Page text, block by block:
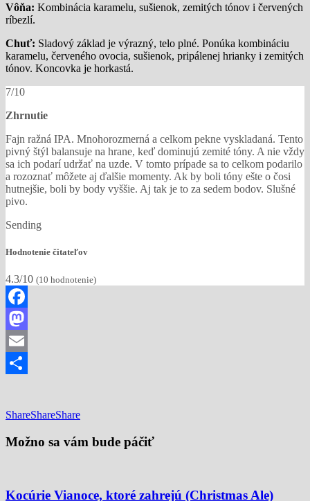
Vôňa: Kombinácia karamelu, sušienok, zemitých tónov i červených
ríbezlí.
Chuť: Sladový základ je výrazný, telo plné. Ponúka kombináciu
karamelu, červeného ovocia, sušienok, pripálenej hrianky i zemitých
tónov. Koncovka je horkastá.
7/10
Zhrnutie
Fajn ražná IPA. Mnohorozmerná a celkom pekne vyskladaná. Tento
pivný štýl balansuje na hrane, keď dominujú zemité tóny. A nie vždy
sa ich podarí udržať na uzde. V tomto prípade sa to celkom podarilo
a rozoznať môžete aj ďalšie momenty. Ak by boli tóny ešte o čosi
hutnejšie, boli by body vyššie. Aj tak je to za sedem bodov. Slušné
pivo.
Sending
Hodnotenie čitateľov
4.3/10 (10 hodnotenie)
Facebook
Mastodon
Email
ShareShareShare
Možno sa vám bude páčiť
Kocúrie Vianoce, ktoré zahrejú (Christmas Ale)